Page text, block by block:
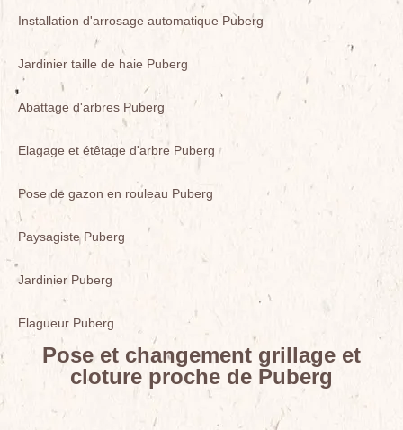
Installation d'arrosage automatique Puberg
Jardinier taille de haie Puberg
Abattage d'arbres Puberg
Elagage et étêtage d'arbre Puberg
Pose de gazon en rouleau Puberg
Paysagiste Puberg
Jardinier Puberg
Elagueur Puberg
Pose et changement grillage et
cloture proche de Puberg